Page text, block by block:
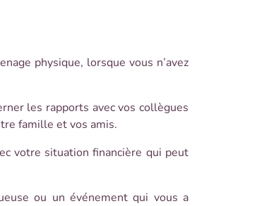
physique, lorsque vous n’avez
les rapports avec vos collègues
famille et vos amis.
votre situation financière qui peut
ou un événement qui vous a